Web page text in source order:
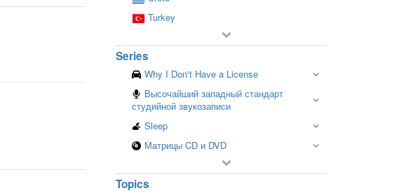
Turkey
Series
Why I Don't Have a License
Высочайший западный стандарт
студийной звукозаписи
Sleep
Матрицы CD и DVD
Topics